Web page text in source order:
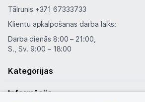
Tālrunis +371 67333733
Klientu apkalpošanas darba laiks:
Darba dienās 8:00 – 21:00,
S., Sv. 9:00 – 18:00
Kategorijas
Informācija